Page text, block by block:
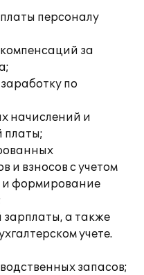
персоналу
за
по
начислений и
платы;
и взносов с учетом
и формирование
а также
учете.
запасов;